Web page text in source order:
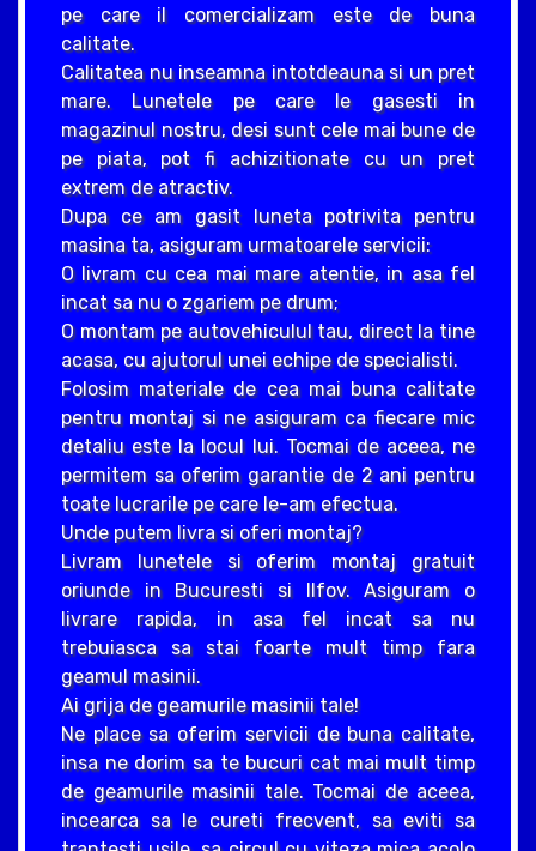
pe care il comercializam este de buna
calitate.
Calitatea nu inseamna intotdeauna si un pret
mare. Lunetele pe care le gasesti in
magazinul nostru, desi sunt cele mai bune de
pe piata, pot fi achizitionate cu un pret
extrem de atractiv.
Dupa ce am gasit luneta potrivita pentru
masina ta, asiguram urmatoarele servicii:
O livram cu cea mai mare atentie, in asa fel
incat sa nu o zgariem pe drum;
O montam pe autovehiculul tau, direct la tine
acasa, cu ajutorul unei echipe de specialisti.
Folosim materiale de cea mai buna calitate
pentru montaj si ne asiguram ca fiecare mic
detaliu este la locul lui. Tocmai de aceea, ne
permitem sa oferim garantie de 2 ani pentru
toate lucrarile pe care le-am efectua.
Unde putem livra si oferi montaj?
Livram lunetele si oferim montaj gratuit
oriunde in Bucuresti si Ilfov. Asiguram o
livrare rapida, in asa fel incat sa nu
trebuiasca sa stai foarte mult timp fara
geamul masinii.
Ai grija de geamurile masinii tale!
Ne place sa oferim servicii de buna calitate,
insa ne dorim sa te bucuri cat mai mult timp
de geamurile masinii tale. Tocmai de aceea,
incearca sa le cureti frecvent, sa eviti sa